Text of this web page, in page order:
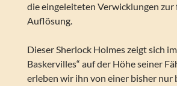
die eingeleiteten Verwicklungen zur
Auflösung.
Dieser Sherlock Holmes zeigt sich
Baskervilles“ auf der Höhe seiner
erleben wir ihn von einer bisher nur